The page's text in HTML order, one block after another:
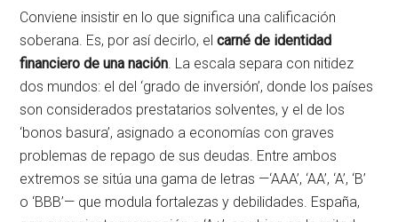
Conviene insistir en lo que significa una calificación
soberana. Es, por así decirlo, elcarné de identidad
financiero de una nación . La escala separa con nitidez
dos mundos: el del ‘grado de inversión’, donde los países
son considerados prestatarios solventes, y el de los
‘bonos basura’, asignado a economías con graves
problemas de repago de sus deudas. Entre ambos
extremos se sitúa una gama de letras —‘AAA’, ‘AA’, ‘A’, ‘B’
o ‘BBB’— que modula fortalezas y debilidades. España,